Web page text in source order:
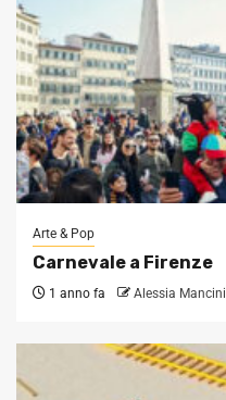
Arte & Pop
Carnevale a Firenze
1 anno fa Alessia Mancini